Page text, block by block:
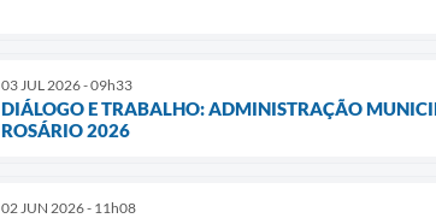
03 JUL 2026 - 09h33
DIÁLOGO E TRABALHO: ADMINISTRAÇÃO
ROSÁRIO 2026
02 JUN 2026 - 11h08